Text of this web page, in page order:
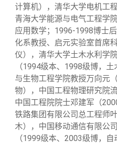
计算机），清华大学电机工
青海大学能源与电气工程学
应用数学；1996-1998博士
化系教授、启元实验室首席
仪），清华大学土木水利学
（1994级本、1998级博，
与生物工程学院教授万向元
物），中国工程物理研究院
中国工程院院士邓建军（
铁路集团有限公司总工程师
木），中国移动通信有限公
（1999级本、2003级博，